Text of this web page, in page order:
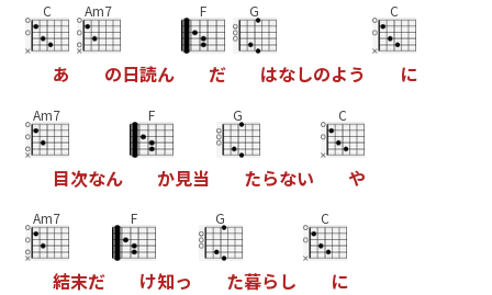
C
あ
Am7
の日読ん
F
だ
G
はなしのよう
C
に
Am7
目次なん
F
か見当
G
たらない
C
や
Am7
結末だ
F
け知っ
G
た暮ら し
C
に